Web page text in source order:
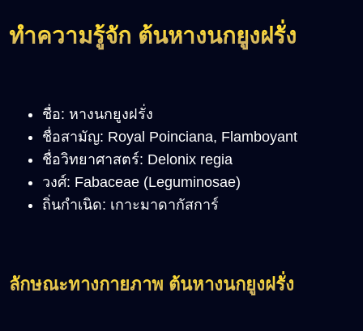
ทำความรู้จัก ต้นหางนกยูงฝรั่ง
ชื่อ: หางนกยูงฝรั่ง
ชื่อสามัญ: Royal Poinciana, Flamboyant
ชื่อวิทยาศาสตร์: Delonix regia
วงศ์: Fabaceae (Leguminosae)
ถิ่นกำเนิด: เกาะมาดากัสการ์
ลักษณะทางกายภาพ ต้นหางนกยูงฝรั่ง